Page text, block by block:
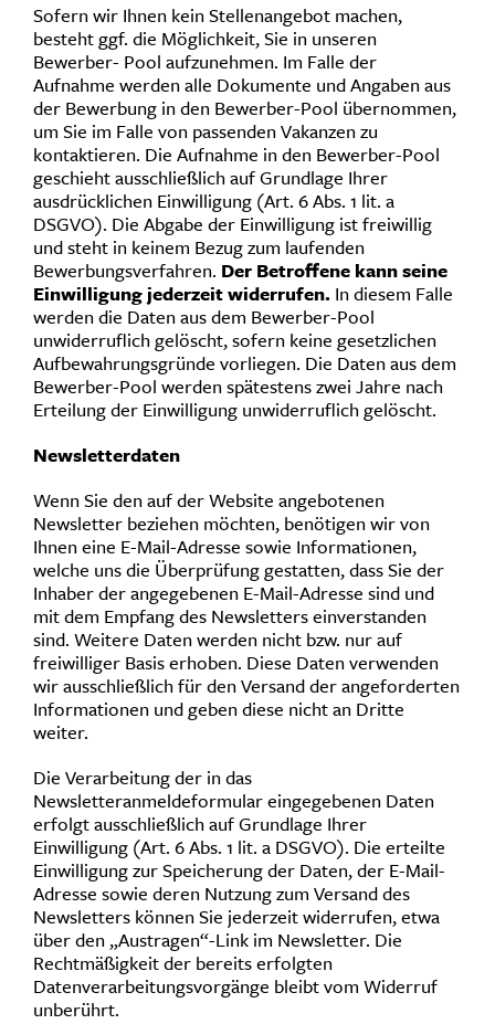
Sofern wir Ihnen kein Stellenangebot machen,
besteht ggf. die Möglichkeit, Sie in unseren
Bewerber- Pool aufzunehmen. Im Falle der
Aufnahme werden alle Dokumente und Angaben aus
der Bewerbung in den Bewerber-Pool übernommen,
um Sie im Falle von passenden Vakanzen zu
kontaktieren. Die Aufnahme in den Bewerber-Pool
geschieht ausschließlich auf Grundlage Ihrer
ausdrücklichen Einwilligung (Art. 6 Abs. 1 lit. a
DSGVO). Die Abgabe der Einwilligung ist freiwillig
und steht in keinem Bezug zum laufenden
Bewerbungsverfahren. Der Betroffene kann seine
Einwilligung jederzeit widerrufen. In diesem Falle
werden die Daten aus dem Bewerber-Pool
unwiderruflich gelöscht, sofern keine gesetzlichen
Aufbewahrungsgründe vorliegen. Die Daten aus dem
Bewerber-Pool werden spätestens zwei Jahre nach
Erteilung der Einwilligung unwiderruflich gelöscht.
Newsletterdaten
Wenn Sie den auf der Website angebotenen
Newsletter beziehen möchten, benötigen wir von
Ihnen eine E-Mail-Adresse sowie Informationen,
welche uns die Überprüfung gestatten, dass Sie der
Inhaber der angegebenen E-Mail-Adresse sind und
mit dem Empfang des Newsletters einverstanden
sind. Weitere Daten werden nicht bzw. nur auf
freiwilliger Basis erhoben. Diese Daten verwenden
wir ausschließlich für den Versand der angeforderten
Informationen und geben diese nicht an Dritte
weiter.
Die Verarbeitung der in das
Newsletteranmeldeformular eingegebenen Daten
erfolgt ausschließlich auf Grundlage Ihrer
Einwilligung (Art. 6 Abs. 1 lit. a DSGVO). Die erteilte
Einwilligung zur Speicherung der Daten, der E-Mail-
Adresse sowie deren Nutzung zum Versand des
Newsletters können Sie jederzeit widerrufen, etwa
über den „Austragen“-Link im Newsletter. Die
Rechtmäßigkeit der bereits erfolgten
Datenverarbeitungsvorgänge bleibt vom Widerruf
unberührt.